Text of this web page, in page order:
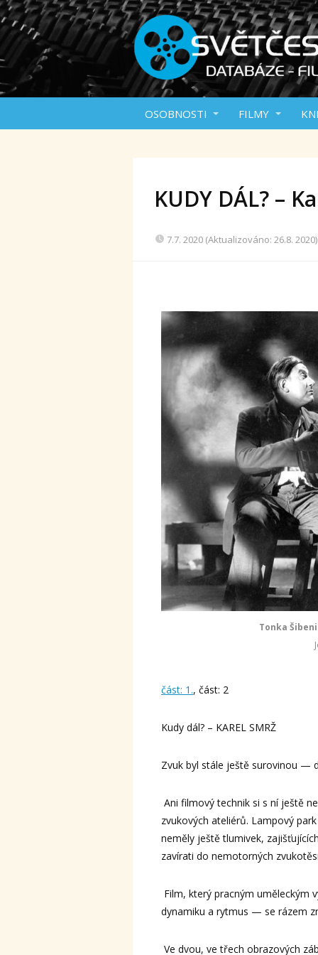
OSOBNOSTI FILMY
KUDY DÁL? –
7.7. 2020 (Aktualizováno: 26.8. 2020)
Tonka
část: 1., část: 2
Kudy dál? – KAREL SMRŽ
Zvuk byl stále ještě surovinou —
Ani filmový technik si s ní ještě
zvukových ateliérů. Lampový
neměly ještě tlumivek,
zavírati do nemotorných
Film, který pracným uměleckým
dynamiku a rytmus — se rázem
Ve dvou, ve třech obrazových